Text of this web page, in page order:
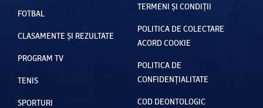
FOTBAL
CLASAMENTE ȘI REZULTATE
PROGRAM TV
TENIS
SPORTURI
TERMENI ȘI CONDIȚII
POLITICA DE COLECTARE
ACORD COOKIE
POLITICA DE
CONFIDENȚIALITATE
COD DEONTOLOGIC